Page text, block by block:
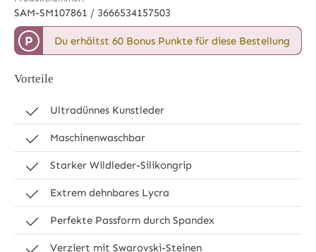
SAM-SM107861 / 3666534157503
P Du erhältst 60 Bonus Punkte für diese Bestellung
Vorteile
Ultradünnes Kunstleder
Maschinenwaschbar
Starker Wildleder-Silikongrip
Extrem dehnbares Lycra
Perfekte Passform durch Spandex
Verziert mit Swarovski-Steinen